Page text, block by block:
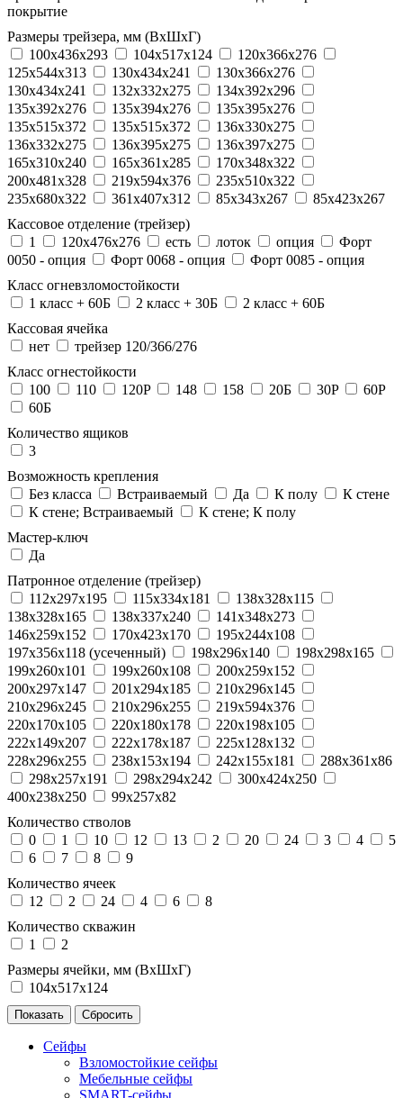
покрытие
Размеры трейзера, мм (ВхШхГ)
100x436x293
104х517х124
120x366x276
125x544x313
130x434x241
130х366х276
130х434х241
132x332x275
134x392x296
135x392x276
135x394x276
135x395x276
135x515x372
135х515х372
136x330x275
136x332x275
136x395x275
136x397x275
165x310x240
165x361x285
170x348x322
200x481x328
219x594x376
235x510x322
235x680x322
361x407x312 85x343x267
85x423x267
Кассовое отделение (трейзер)
1
120х476х276 есть лоток опция
Форт
0050 - опция
Форт 0068 - опция
Форт 0085 - опция
Класс огневзломостойкости
1 класс + 60Б
2 класс + 30Б
2 класс + 60Б
Кассовая ячейка
нет
трейзер 120/366/276
Класс огнестойкости
100
110 120P 148 158 20Б 30P
60P
60Б
Количество ящиков
3
Возможность крепления
Без класса
Встраиваемый Да К полу
К стене
К стене; Встраиваемый
К стене; К полу
Мастер-ключ
Да
Патронное отделение (трейзер)
112x297x195
115x334x181
138x328x115
138x328x165
138x337x240
141x348x273
146x259x152
170x423x170
195x244x108
197x356x118 (усеченный)
198x296x140
198x298x165
199x260x101
199x260x108
200x259x152
200x297x147
201x294x185
210x296x145
210x296x245
210x296x255
219x594x376
220x170x105
220x180x178
220x198x105
222x149x207
222x178x187
225x128x132
228x296x255
238x153x194 242x155x181
288x361x86
298x257x191
298x294x242
300x424x250
400x238x250
99x257x82
Количество стволов
0
1 10 12 13 2 20 24 3 4
5
6
7 8
9
Количество ячеек
12
2 24 4 6
8
Количество скважин
1
2
Размеры ячейки, мм (ВхШхГ)
104х517х124
Сейфы
Взломостойкие сейфы
Мебельные сейфы
SMART-сейфы